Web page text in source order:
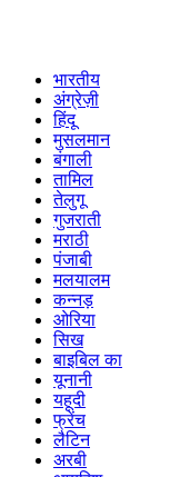
भारतीय
अंग्रेज़ी
हिंदू
मुसलमान
बंगाली
तामिल
तेलुगू
गुजराती
मराठी
पंजाबी
मलयालम
कन्नड़
ओरिया
सिख
बाइबिल का
यूनानी
यहूदी
फ्रेंच
लैटिन
अरबी